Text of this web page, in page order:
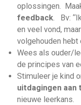
oplossingen.
feedback. Bv:
en veel vond,
volgehouden hebt
Wees als ouder/
de principes van
Stimuleer je kind
uitdagingen aan
nieuwe leerkans.